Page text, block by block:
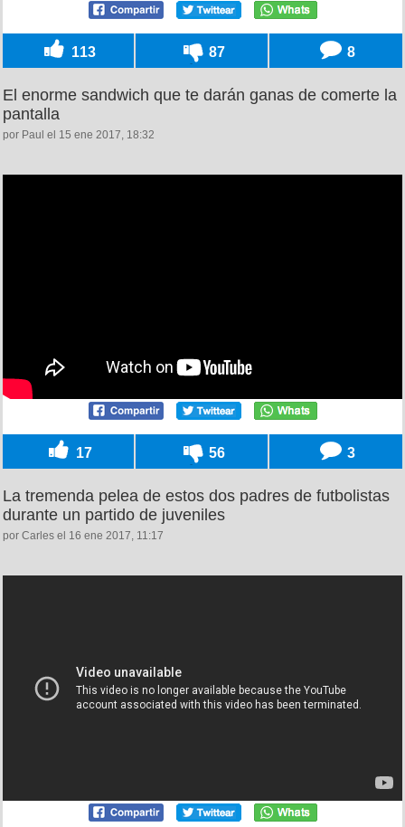
113 87 8
El enorme sandwich que te darán ganas de comerte la
pantalla
por Paul el 15 ene 2017, 18:32
17 56 3
La tremenda pelea de estos dos padres de futbolistas
durante un partido de juveniles
por Carles el 16 ene 2017, 11:17